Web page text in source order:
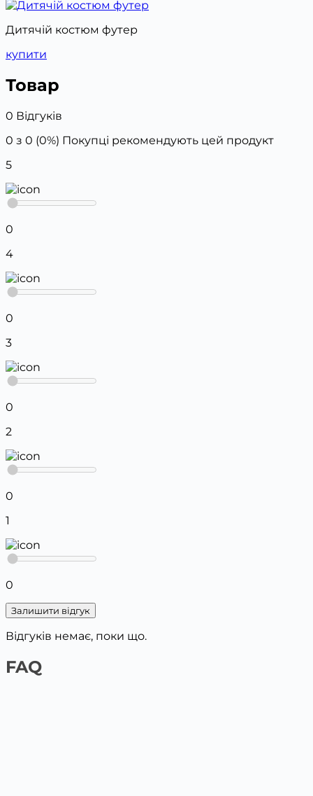
Дитячій костюм футер
купити
Товар
0 Відгуків
0 з 0 (0%) Покупці рекомендують цей продукт
5
0
4
0
3
0
2
0
1
0
Залишити відгук
Відгуків немає, поки що.
FAQ